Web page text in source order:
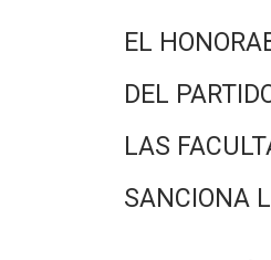
EL
DEL
LAS
SANCIONA